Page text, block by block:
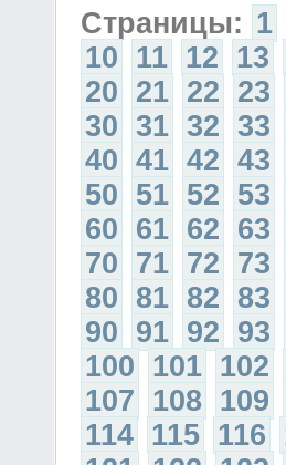
Страницы: 1
10 11 12 13
20 21 22 23
30 31 32 33
40 41 42 43
50 51 52 53
60 61 62 63
70 71 72 73
80 81 82 83
90 91 92 93
100 101 102
107 108 109
114 115 116